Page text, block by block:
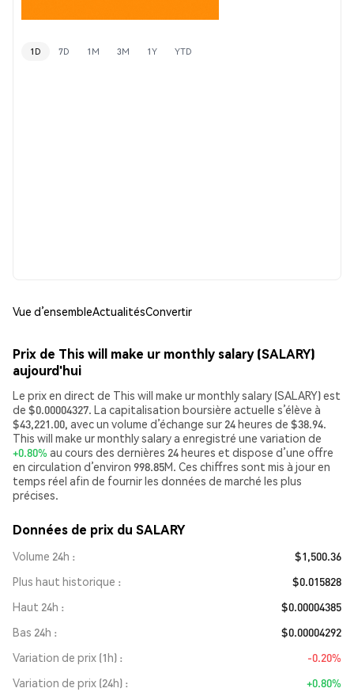
1D 7D 1M 3M 1Y YTD
Vue d’ensembleActualitésConvertir
Prix de This will make ur monthly salary (SALARY)
aujourd'hui
Le prix en direct de This will make ur monthly salary (SALARY) est
de $0.00004327. La capitalisation boursière actuelle s’élève à
$43,221.00, avec un volume d’échange sur 24 heures de $38.94.
This will make ur monthly salary a enregistré une variation de
+0.80% au cours des dernières 24 heures et dispose d’une offre
en circulation d’environ 998.85M. Ces chiffres sont mis à jour en
temps réel afin de fournir les données de marché les plus
précises.
Données de prix du SALARY
Volume 24h
$1,500.36
Plus haut historique
$0.015828
Haut 24h
$0.00004385
Bas 24h
$0.00004292
Variation de prix (1h)
-0.20%
Variation de prix (24h)
+0.80%